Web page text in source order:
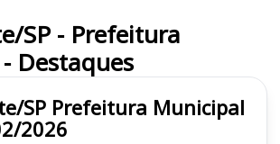
SP Prefeitura Municipal
2026
SP - Prefeitura
Destaques